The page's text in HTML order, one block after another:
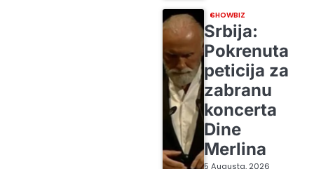
SHOWBIZ
Srbija:
Pokrenuta
peticija za
zabranu
koncerta
Dine
Merlina
5 Augusta, 2026